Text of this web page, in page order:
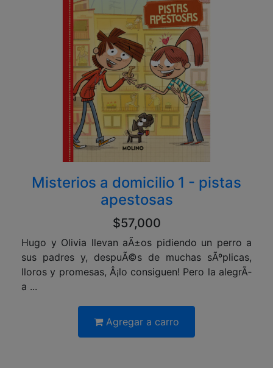
Misterios a domicilio 1 - pistas
apestosas
$57,000
Hugo y Olivia llevan aÃ±os pidiendo un perro a
sus padres y, despuÃ©s de muchas sÃºplicas,
lloros y promesas, Â¡lo consiguen! Pero la alegrÃ­
a ...
Agregar a carro